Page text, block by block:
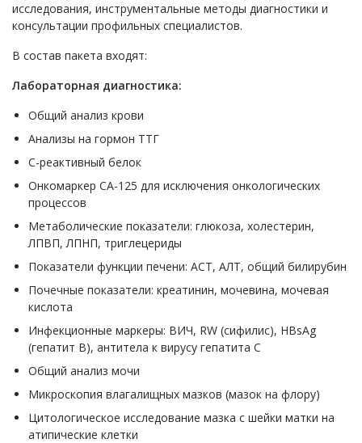
исследования, инструментальные методы диагностики и
консультации профильных специалистов.
В состав пакета входят:
Лабораторная диагностика:
Общий анализ крови
Анализы на гормон ТТГ
С-реактивный белок
Онкомаркер СА-125 для исключения онкологических
процессов
Метаболические показатели: глюкоза, холестерин,
ЛПВП, ЛПНП, триглецериды
Показатели функции печени: АСТ, АЛТ, общий билирубин
Почечные показатели: креатинин, мочевина, мочевая
кислота
Инфекционные маркеры: ВИЧ, RW (сифилис), HBsAg
(гепатит B), антитела к вирусу гепатита C
Общий анализ мочи
Микроскопия влагалищных мазков (мазок на флору)
Цитологическое исследование мазка с шейки матки на
атипические клетки